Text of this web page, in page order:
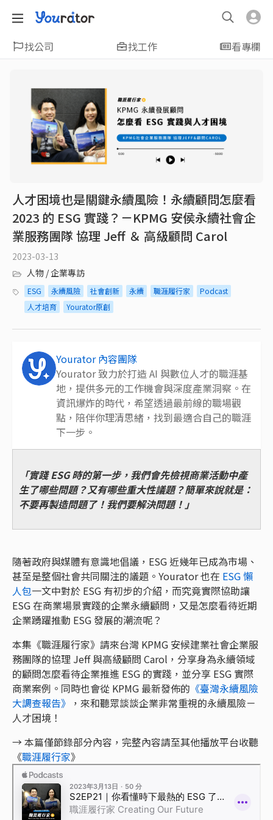
找公司 找工作 看專欄
人才困境也是關鍵永續風險！永續顧問怎麼看
2023 的 ESG 實踐？－KPMG 安侯永續社會企
業服務團隊 協理 Jeff ＆ 高級顧問 Carol
2023-03-13
人物 / 企業專訪
ESG 永續風險 社會創新 永續 職涯履行家
Podcast
人才培育
Yourator原創
Yourator 內容團隊
Yourator 致力於打造 AI 與數位人才的職涯基
地，提供多元的工作機會與深度產業洞察。在
資訊爆炸的時代，希望透過最前線的職場觀
點，陪伴你理清思緒，找到最適合自己的職涯
下一步。
「實踐 ESG 時的第一步，我們會先檢視商業活動中產
生了哪些問題？又有哪些重大性議題？簡單來說就是：
不要再製造問題了！我們要解決問題！」
隨著政府與媒體有意識地倡議，ESG 近幾年已成為市場、
甚至是整個社會共同關注的議題。Yourator 也在 ESG 懶
人包一文中對於 ESG 有初步的介紹，而究竟實際協助讓
ESG 在商業場景實踐的企業永續顧問，又是怎麼看待近期
企業踴躍推動 ESG 發展的潮流呢？
本集《職涯履行家》請來台灣 KPMG 安候建業社會企業服
務團隊的協理 Jeff 與高級顧問 Carol，分享身為永續領域
的顧問怎麼看待企業推進 ESG 的實踐，並分享 ESG 實際
商業案例。同時也會從 KPMG 最新發佈的 《臺灣永續風險
大調查報告》 ，來和聽眾談談企業非常重視的永續風險－
人才困境！
→ 本篇僅節錄部分內容，完整內容請至其他播放平台收聽
《職涯履行家》